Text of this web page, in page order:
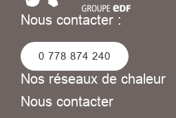
Nous contacter :
0 778 874 240
Nos réseaux de chaleur
Nous contacter